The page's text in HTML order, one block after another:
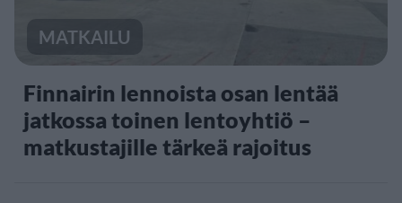
MATKAILU
Finnairin lennoista osan lentää
jatkossa toinen lentoyhtiö –
matkustajille tärkeä rajoitus